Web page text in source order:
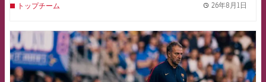
トップチーム 26年8月1日
FCB Barcelona badge